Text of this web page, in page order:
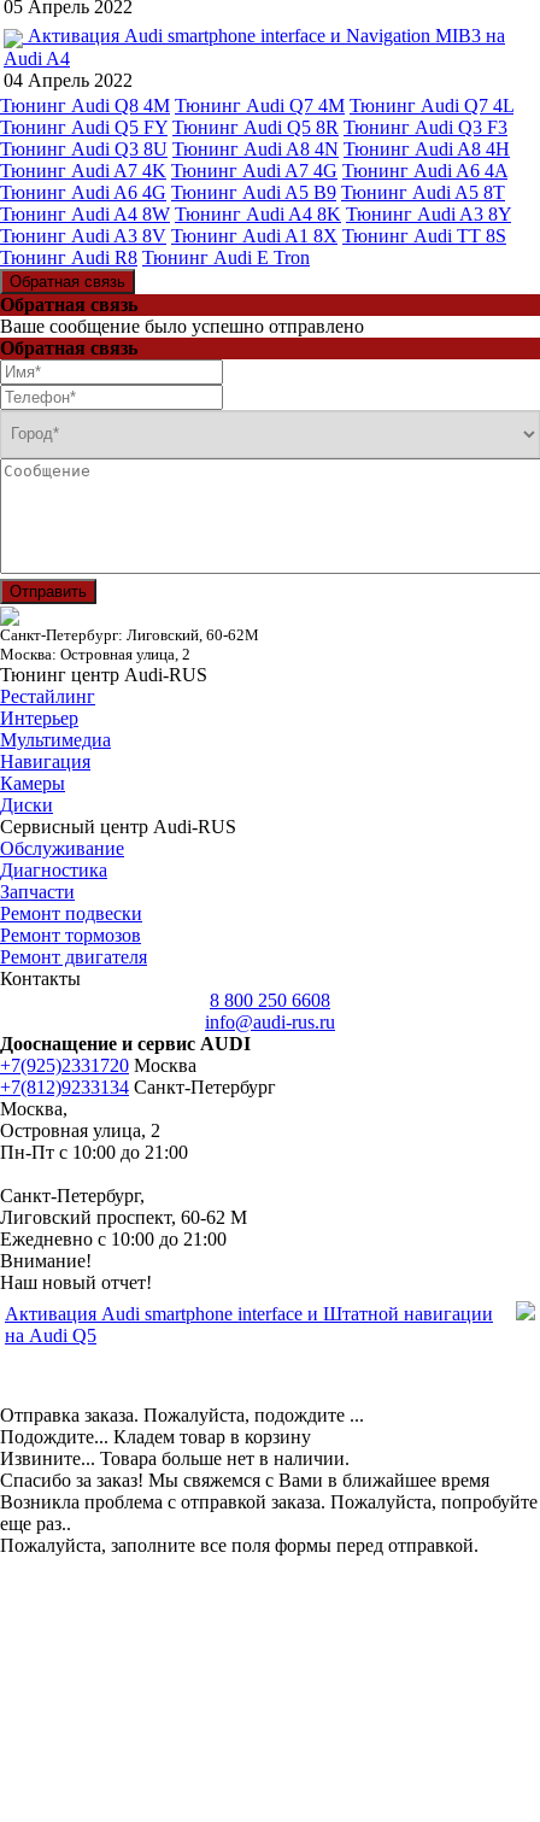
05 Апрель 2022
Активация Audi smartphone interface и Navigation MIB3 на
Audi A4
04 Апрель 2022
Тюнинг Audi Q8 4M Тюнинг Audi Q7 4M Тюнинг Audi Q7 4L
Тюнинг Audi Q5 FY Тюнинг Audi Q5 8R Тюнинг Audi Q3 F3
Тюнинг Audi Q3 8U Тюнинг Audi A8 4N Тюнинг Audi A8 4H
Тюнинг Audi A7 4K Тюнинг Audi A7 4G Тюнинг Audi A6 4A
Тюнинг Audi A6 4G Тюнинг Audi A5 B9 Тюнинг Audi A5 8T
Тюнинг Audi A4 8W Тюнинг Audi A4 8K Тюнинг Audi A3 8Y
Тюнинг Audi A3 8V Тюнинг Audi A1 8X Тюнинг Audi TT 8S
Тюнинг Audi R8 Тюнинг Audi E Tron
Обратная связь
Обратная связь
Ваше сообщение было успешно отправлено
Обратная связь
Отправить
Санкт-Петербург: Лиговский, 60-62М
Москва: Островная улица, 2
Тюнинг центр Audi-RUS
Рестайлинг
Интерьер
Мультимедиа
Навигация
Камеры
Диски
Сервисный центр Audi-RUS
Обслуживание
Диагностика
Запчасти
Ремонт подвески
Ремонт тормозов
Ремонт двигателя
Контакты
8 800 250 6608
info@audi-rus.ru
Дооснащение и сервис AUDI
+7(925)2331720 Москва
+7(812)9233134 Санкт-Петербург
Москва,
Островная улица, 2
Пн-Пт с 10:00 до 21:00
Санкт-Петербург,
Лиговский проспект, 60-62 М
Ежедневно с 10:00 до 21:00
Внимание!
Наш новый отчет!
Активация Audi smartphone interface и Штатной навигации
на Audi Q5
Отправка заказа. Пожалуйста, подождите ...
Подождите... Кладем товар в корзину
Извините... Товара больше нет в наличии.
Спасибо за заказ! Мы свяжемся с Вами в ближайшее время
Возникла проблема с отправкой заказа. Пожалуйста, попробуйте
еще раз..
Пожалуйста, заполните все поля формы перед отправкой.